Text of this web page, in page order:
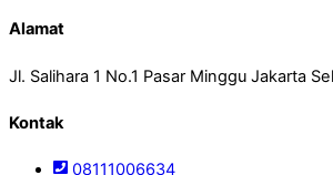
Alamat
Jl. Salihara 1 No.1 Pasar Minggu Jakarta
Kontak
08111006634